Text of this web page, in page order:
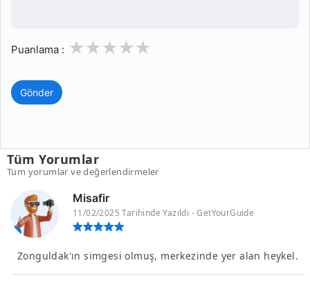
Puanlama : 3
2
1
Gönder
Tüm Yorumlar
Tüm yorumlar ve değerlendirmeler
Misafir
11/02/2025 Tarihinde Yazıldı - GetYourGuide
Zonguldak'ın simgesi olmuş, merkezinde yer alan heykel.